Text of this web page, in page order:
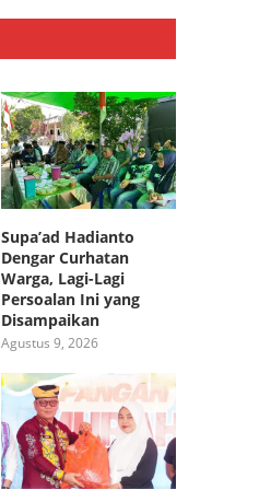
Supa’ad Hadianto
Dengar Curhatan
Warga, Lagi-Lagi
Persoalan Ini yang
Disampaikan
Agustus 9, 2026